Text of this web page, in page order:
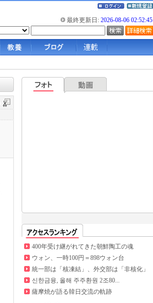
最終更新日: 2026-08-06 02:52:45
400年受け継がれてきた朝鮮陶工の魂
ウォン、一時100円＝898ウォン台
統一部は「核凍結」、外交部は「非核化」
신한금융, 올해 주주환원 2조80...
薩摩焼が語る韓日交流の軌跡